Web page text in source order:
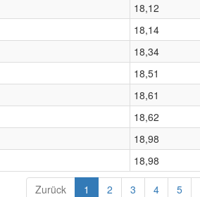
18,12
18,14
18,34
18,51
18,61
18,62
18,98
18,98
Zurück 1 2 3 4 5